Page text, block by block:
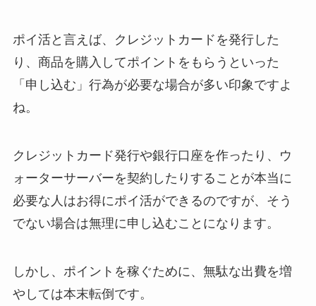
ポイ活と言えば、クレジットカードを発行した
り、商品を購入してポイントをもらうといった
「申し込む」行為が必要な場合が多い印象ですよ
ね。
クレジットカード発行や銀行口座を作ったり、ウ
ォーターサーバーを契約したりすることが本当に
必要な人はお得にポイ活ができるのですが、そう
でない場合は無理に申し込むことになります。
しかし、ポイントを稼ぐために、無駄な出費を増
やしては本末転倒です。